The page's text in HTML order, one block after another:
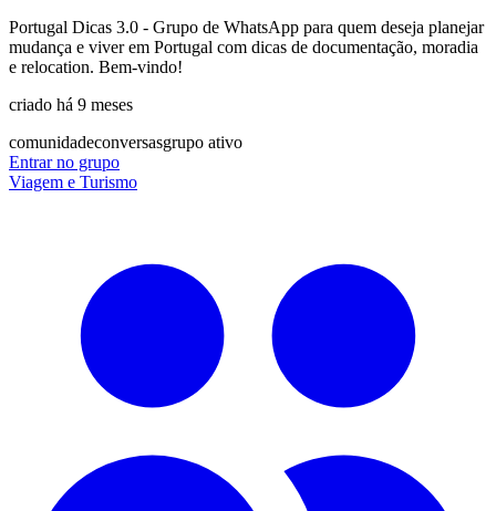
Portugal Dicas 3.0 - Grupo de WhatsApp para quem deseja planejar
mudança e viver em Portugal com dicas de documentação, moradia
e relocation. Bem-vindo!
criado há 9 meses
comunidadeconversasgrupo ativo
Entrar no grupo
Viagem e Turismo